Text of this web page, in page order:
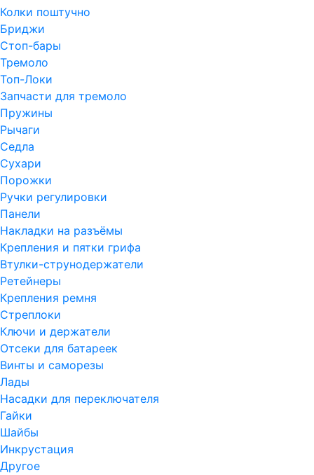
Колки поштучно
Бриджи
Стоп-бары
Тремоло
Топ-Локи
Запчасти для тремоло
Пружины
Рычаги
Седла
Сухари
Порожки
Ручки регулировки
Панели
Накладки на разъёмы
Крепления и пятки грифа
Втулки-струнодержатели
Ретейнеры
Крепления ремня
Стреплоки
Ключи и держатели
Отсеки для батареек
Винты и саморезы
Лады
Насадки для переключателя
Гайки
Шайбы
Инкрустация
Другое